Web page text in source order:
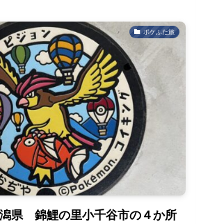
ポケふた旅
潟県 錦鯉の里小千谷市の４か所